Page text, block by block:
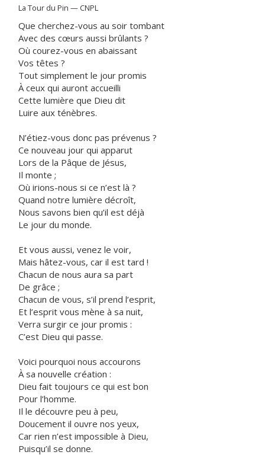
La Tour du Pin — CNPL
Que cherchez-vous au soir tombant
Avec des cœurs aussi brûlants ?
Où courez-vous en abaissant
Vos têtes ?
Tout simplement le jour promis
À ceux qui auront accueilli
Cette lumière que Dieu dit
Luire aux ténèbres.
N’étiez-vous donc pas prévenus ?
Ce nouveau jour qui apparut
Lors de la Pâque de Jésus,
Il monte ;
Où irions-nous si ce n’est là ?
Quand notre lumière décroît,
Nous savons bien qu’il est déjà
Le jour du monde.
Et vous aussi, venez le voir,
Mais hâtez-vous, car il est tard !
Chacun de nous aura sa part
De grâce ;
Chacun de vous, s’il prend l’esprit,
Et l’esprit vous mène à sa nuit,
Verra surgir ce jour promis :
C’est Dieu qui passe.
Voici pourquoi nous accourons
À sa nouvelle création :
Dieu fait toujours ce qui est bon
Pour l’homme.
Il le découvre peu à peu,
Doucement il ouvre nos yeux,
Car rien n’est impossible à Dieu,
Puisqu’il se donne.